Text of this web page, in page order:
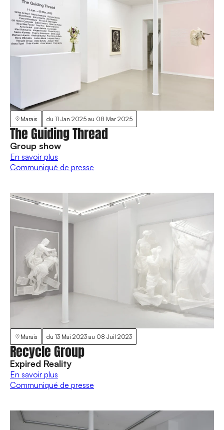
Marais du 11 Jan 2025 au 08 Mar 2025
The Guiding Thread
Group show
En savoir plus
Communiqué de presse
Marais du 13 Mai 2023 au 08 Juil 2023
Recycle Group
Expired Reality
En savoir plus
Communiqué de presse